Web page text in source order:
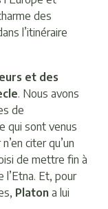
des
l’itinéraire
et des
. Nous avons
de
qui sont venus
citer qu’un
de mettre fin à
l’Etna. Et, pour
Platon a lui